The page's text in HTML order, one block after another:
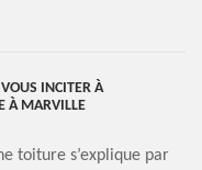
INCITER À
À MARVILLE
toiture s’explique par